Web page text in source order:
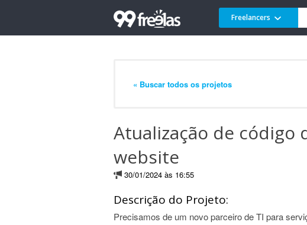
Freelancers
« Buscar todos os projetos
Atualização de código
website
30/01/2024 às 16:55
Descrição do Projeto:
Precisamos de um novo parceiro de TI para